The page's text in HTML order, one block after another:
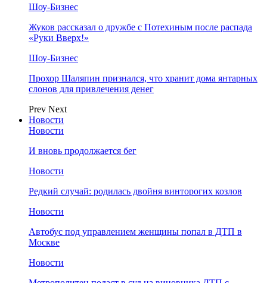
Шоу-Бизнес
Жуков рассказал о дружбе с Потехиным после распада
«Руки Вверх!»
Шоу-Бизнес
Прохор Шаляпин признался, что хранит дома янтарных
слонов для привлечения денег
Prev Next
Новости
Новости
И вновь продолжается бег
Новости
Редкий случай: родилась двойня винторогих козлов
Новости
Автобус под управлением женщины попал в ДТП в
Москве
Новости